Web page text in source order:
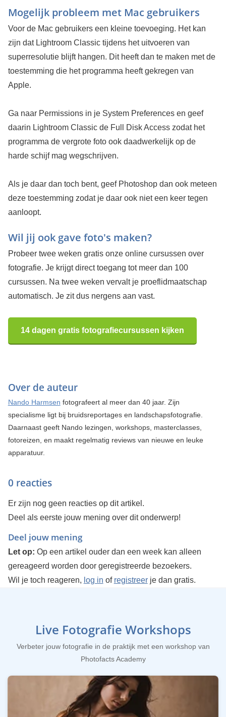
Mogelijk probleem met Mac gebruikers
Voor de Mac gebruikers een kleine toevoeging. Het kan
zijn dat Lightroom Classic tijdens het uitvoeren van
superresolutie blijft hangen. Dit heeft dan te maken met de
toestemming die het programma heeft gekregen van
Apple.
Ga naar Permissions in je System Preferences en geef
daarin Lightroom Classic de Full Disk Access zodat het
programma de vergrote foto ook daadwerkelijk op de
harde schijf mag wegschrijven.
Als je daar dan toch bent, geef Photoshop dan ook meteen
deze toestemming zodat je daar ook niet een keer tegen
aanloopt.
Wil jij ook gave foto's maken?
Probeer twee weken gratis onze online cursussen over
fotografie. Je krijgt direct toegang tot meer dan 100
cursussen. Na twee weken vervalt je proeflidmaatschap
automatisch. Je zit dus nergens aan vast.
14 dagen gratis fotografiecursussen kijken
Over de auteur
Nando Harmsen fotografeert al meer dan 40 jaar. Zijn
specialisme ligt bij bruidsreportages en landschapsfotografie.
Daarnaast geeft Nando lezingen, workshops, masterclasses,
fotoreizen, en maakt regelmatig reviews van nieuwe en leuke
apparatuur.
0 reacties
Er zijn nog geen reacties op dit artikel.
Deel als eerste jouw mening over dit onderwerp!
Deel jouw mening
Let op: Op een artikel ouder dan een week kan alleen
gereageerd worden door geregistreerde bezoekers.
Wil je toch reageren, log in of registreerje dan gratis.
Live Fotografie Workshops
Verbeter jouw fotografie in de praktijk met een workshop van
Photofacts Academy